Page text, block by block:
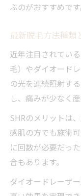
ぶのがおすすめです
最新脱毛方法種類
近年注目されてい
毛）やダイオード
の光を連続照射す
し、痛みが少なく
SHRのメリットは
感肌の方でも施術
に回数が必要だっ
合もあります。
ダイオードレーザ